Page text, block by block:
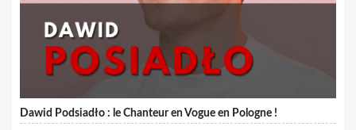
Dawid Podsiadło : le Chanteur en Vogue en Pologne !